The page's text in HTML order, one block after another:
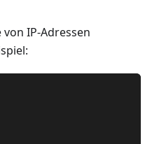
IP-Adressen